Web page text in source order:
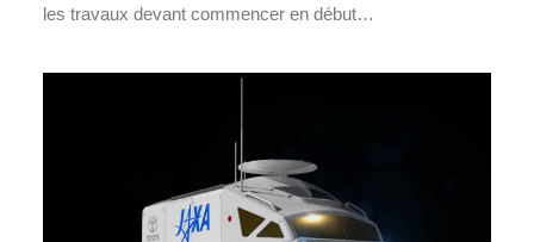
les travaux devant commencer en début…